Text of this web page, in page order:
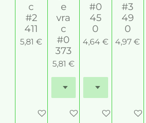
c
#2
411
5,81 €
Ajouter au panier
e
vra
c
#0
373
5,81 €
Ajouter au panier
#0
45
0
4,64 €
Ajouter au
#3
49
0
4,97 €